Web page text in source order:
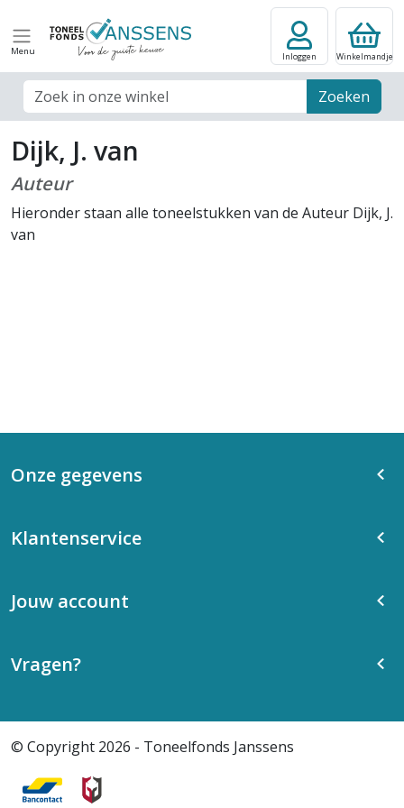
Menu
Zoek veld Zoeken
Inloggen Winkelmandje
Dijk, J. van
Auteur
Hieronder staan alle toneelstukken van de Auteur Dijk, J.
van
Onze gegevens
Klantenservice
Jouw account
Vragen?
© Copyright 2026 - Toneelfonds Janssens